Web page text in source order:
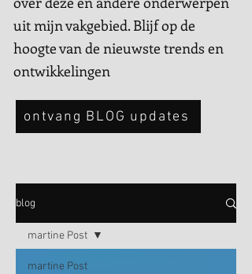
uit mijn vakgebied. Blijf op de
hoogte van de nieuwste trends en
ontwikkelingen
ontvang BLOG updates
blog
martine Post
martine Post